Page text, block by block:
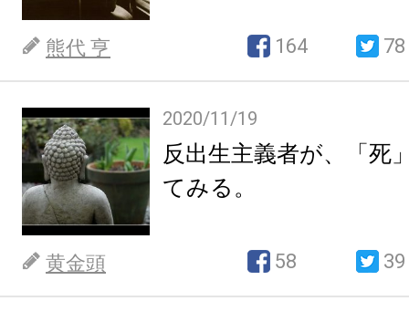
熊代 亨 164 78
2020/11/19
反出生主義者が、「死
てみる。
黄金頭 58 39